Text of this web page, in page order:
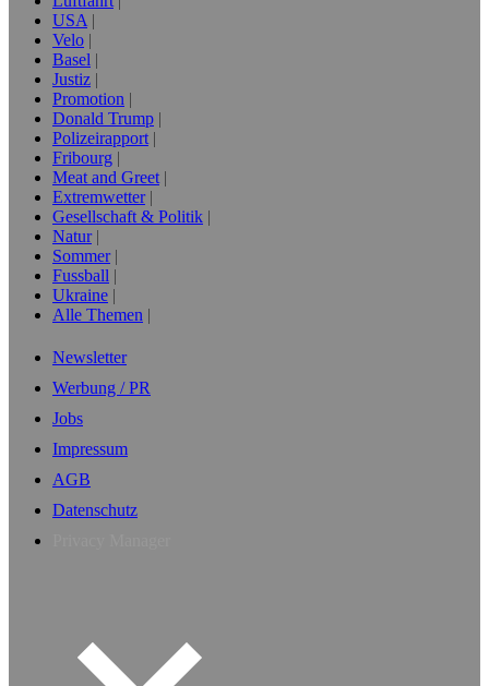
USA
Velo
Basel
Justiz
Promotion
Donald Trump
Polizeirapport
Fribourg
Meat and Greet
Extremwetter
Gesellschaft & Politik
Natur
Sommer
Fussball
Ukraine
Alle Themen
Newsletter
Werbung / PR
Jobs
Impressum
AGB
Datenschutz